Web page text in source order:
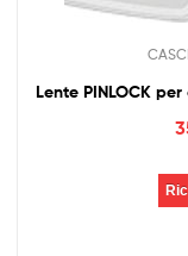
Lente PINLOCK per